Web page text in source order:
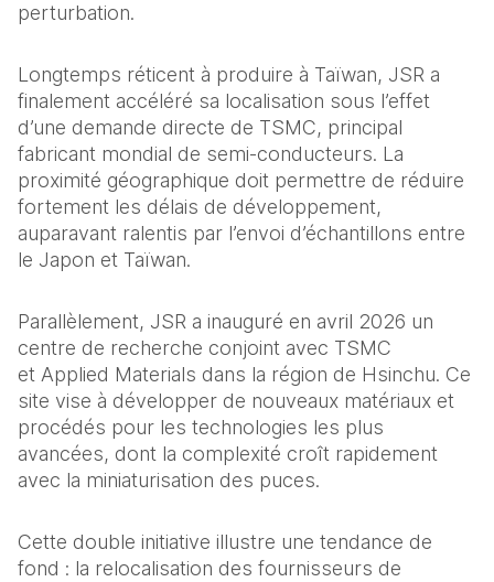
perturbation.
Longtemps réticent à produire à Taïwan, JSR a
finalement accéléré sa localisation sous l’effet
d’une demande directe de TSMC, principal
fabricant mondial de semi-conducteurs. La
proximité géographique doit permettre de réduire
fortement les délais de développement,
auparavant ralentis par l’envoi d’échantillons entre
le Japon et Taïwan.
Parallèlement, JSR a inauguré en avril 2026 un
centre de recherche conjoint avec TSMC
et Applied Materials dans la région de Hsinchu. Ce
site vise à développer de nouveaux matériaux et
procédés pour les technologies les plus
avancées, dont la complexité croît rapidement
avec la miniaturisation des puces.
Cette double initiative illustre une tendance de
fond : la relocalisation des fournisseurs de